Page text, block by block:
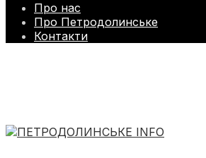
Про нас
Про Петродолинське
Контакти